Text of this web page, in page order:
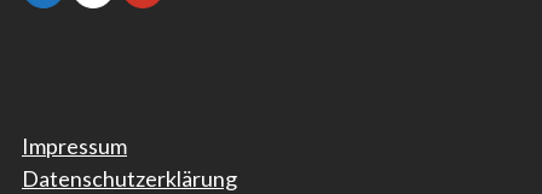
Impressum
Datenschutzerklärung